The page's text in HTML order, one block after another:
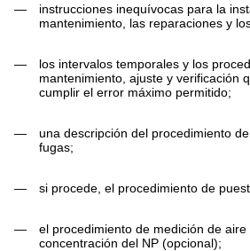
—
instrucciones inequívocas para la
mantenimiento, las reparaciones y
—
los intervalos temporales y los
mantenimiento, ajuste y verificación
cumplir el error máximo permitido;
—
una descripción del procedimiento
fugas;
— si procede, el procedimiento de
—
el procedimiento de medición de
concentración del NP (opcional);